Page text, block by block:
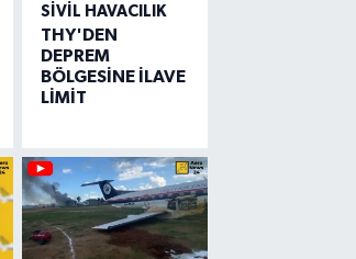
SIVIL HAVACILIK
THY'DEN
DEPREM
BÖLGESİNE İLAVE
LİMİT